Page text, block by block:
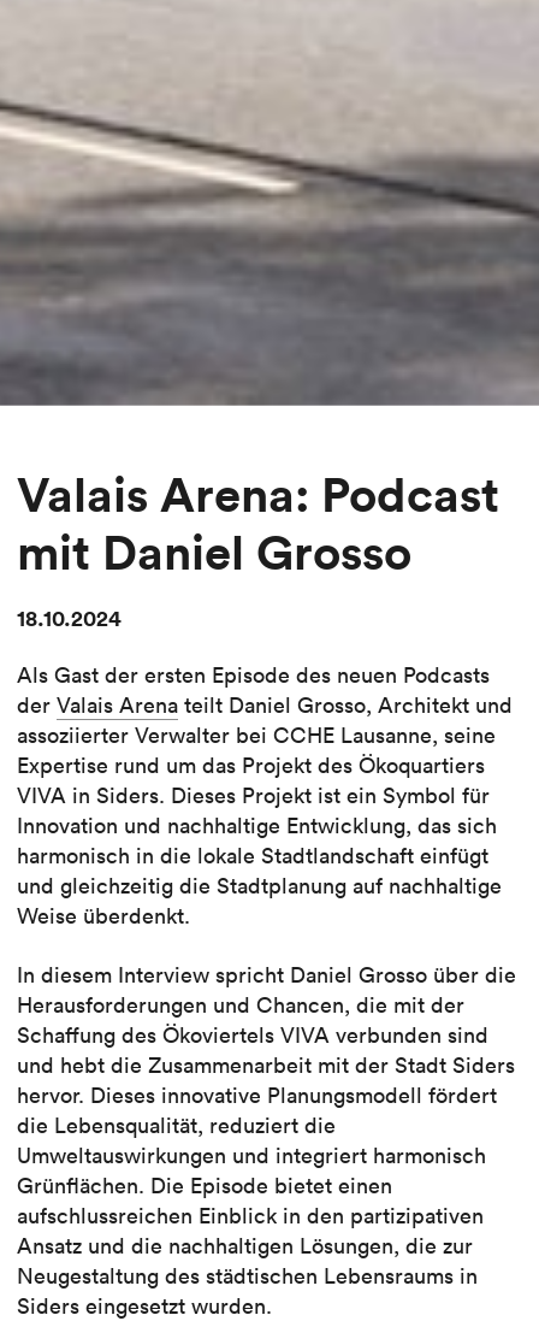
Valais Arena: Podcast
mit Daniel Grosso
18.10.2024
Als Gast der ersten Episode des neuen Podcasts
der Valais Arena teilt Daniel Grosso, Architekt und
assoziierter Verwalter bei CCHE Lausanne, seine
Expertise rund um das Projekt des Ökoquartiers
VIVA in Siders. Dieses Projekt ist ein Symbol für
Innovation und nachhaltige Entwicklung, das sich
harmonisch in die lokale Stadtlandschaft einfügt
und gleichzeitig die Stadtplanung auf nachhaltige
Weise überdenkt.
In diesem Interview spricht Daniel Grosso über die
Herausforderungen und Chancen, die mit der
Schaffung des Ökoviertels VIVA verbunden sind
und hebt die Zusammenarbeit mit der Stadt Siders
hervor. Dieses innovative Planungsmodell fördert
die Lebensqualität, reduziert die
Umweltauswirkungen und integriert harmonisch
Grünflächen. Die Episode bietet einen
aufschlussreichen Einblick in den partizipativen
Ansatz und die nachhaltigen Lösungen, die zur
Neugestaltung des städtischen Lebensraums in
Siders eingesetzt wurden.